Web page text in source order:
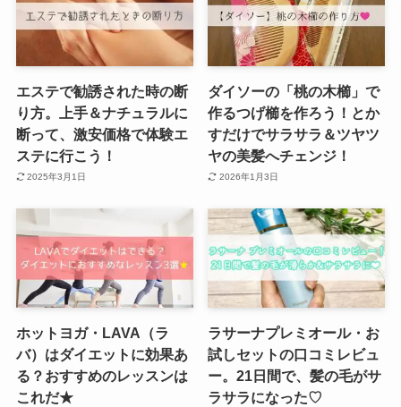
エステで勧誘された時の断
り方。上手＆ナチュラルに
断って、激安価格で体験エ
ステに行こう！
2025年3月1日
ダイソーの「桃の木櫛」で
作るつげ櫛を作ろう！とか
すだけでサラサラ＆ツヤツ
ヤの美髪へチェンジ！
2026年1月3日
ホットヨガ・LAVA（ラ
バ）はダイエットに効果あ
る？おすすめのレッスンは
これだ★
ラサーナプレミオール・お
試しセットの口コミレビュ
ー。21日間で、髪の毛がサ
ラサラになった♡